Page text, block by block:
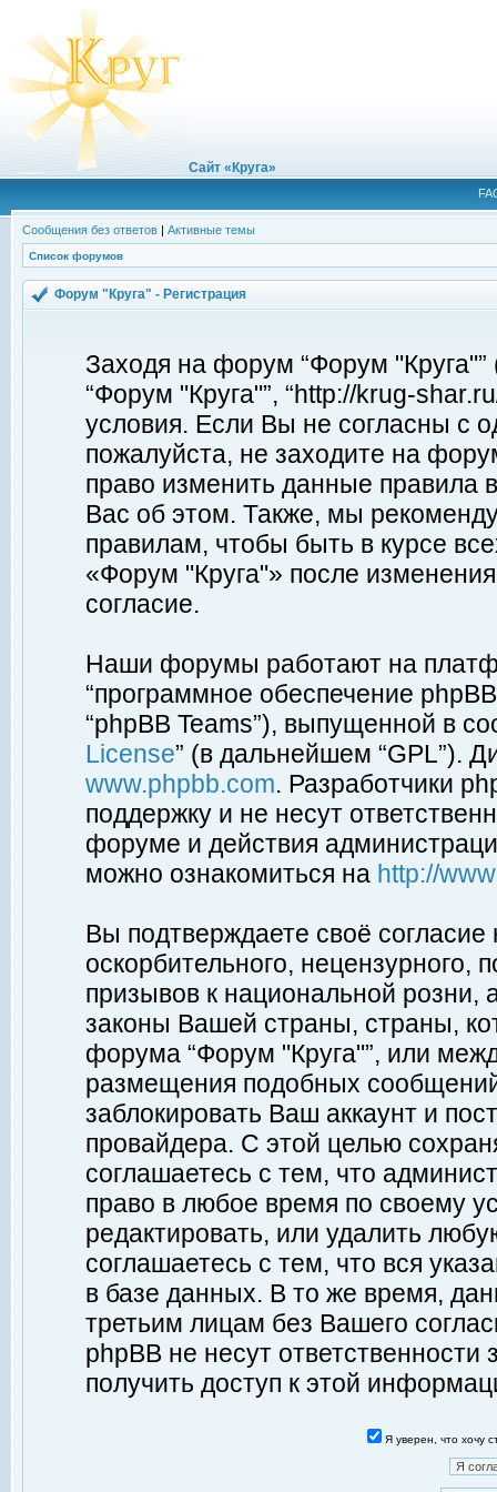
Сайт «Круга»
Сообщения без ответов | Активные темы
Список форумов
Форум "Круга" - Регистрация
Заходя на форум “Форум
“Форум "Круга"”, “http://krug-
условия. Если Вы не согласны с
пожалуйста, не заходите на
право изменить данные правила
Вас об этом. Также, мы
правилам, чтобы быть в курсе
«Форум "Круга"» после
согласие.
Наши форумы работают на
“программное обеспечение
“phpBB Teams”), выпущенной в
License” (в дальнейшем “GPL”).
www.phpbb.com. Разработчики
поддержку и не несут
форуме и действия
можно ознакомиться на http://
Вы подтверждаете своё
оскорбительного, нецензурного,
призывов к национальной
законы Вашей страны, страны,
форума “Форум "Круга"”, или
размещения подобных
заблокировать Ваш аккаунт и
провайдера. С этой целью
соглашаетесь с тем, что
право в любое время по своему
редактировать, или удалить
соглашаетесь с тем, что вся
в базе данных. В то же время,
третьим лицам без Вашего
phpBB не несут ответственности
получить доступ к этой
Я уверен, что хочу